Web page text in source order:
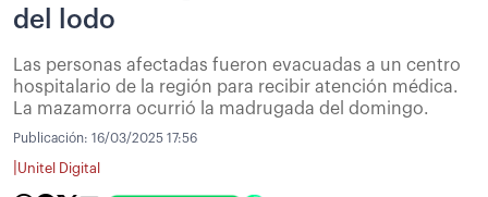
del lodo
Las personas afectadas fueron evacuadas a un centro
hospitalario de la región para recibir atención médica.
La mazamorra ocurrió la madrugada del domingo.
Publicación: 16/03/2025 17:56
Unitel Digital